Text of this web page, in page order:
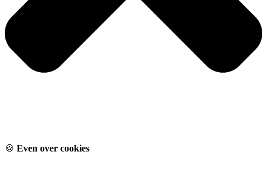
🍪 Even over cookies